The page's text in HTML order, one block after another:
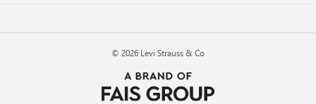
© 2026 Levi Strauss & Co